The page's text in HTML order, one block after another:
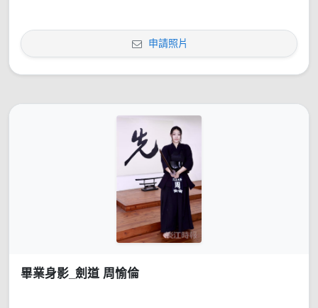
申請照片
畢業身影_劍道 周愉倫